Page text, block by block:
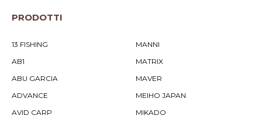
PRODOTTI
13 FISHING
AB1
ABU GARCIA
ADVANCE
AVID CARP
MANNI
MATRIX
MAVER
MEIHO JAPAN
MIKADO